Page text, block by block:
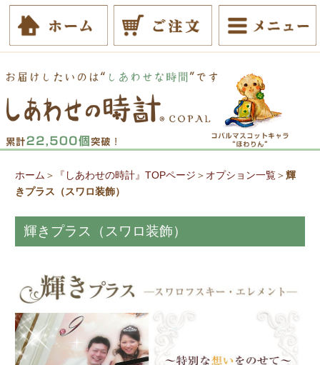
ホーム ＞ 『しあわせの時計』TOPページ ＞ オプション一覧＞輝
きプラス（スワロ装飾）
輝きプラス（スワロ装飾）